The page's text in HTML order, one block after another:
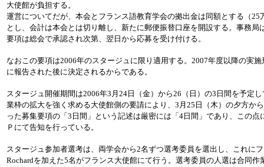
大使館が負担する。
運営についてだが、本会とフランス語教育学会の拠出金は同額とする（
とし、会計は本会とは切り離し、新たに郵便振替口座を開設する。事務局
要項は総会で承認され次第、翌日から応募を受け付ける。
なおこの要項は2006年のスタージュに限り適用する。2007年度以降の実
に報告された後に決定されるからである。
スタージュ開催期間は2006年3月24日（金）から26（日）の3日間を予定
業枠の拡大を強く求める大使館側の要請により、3月25日（木）の夕方か
った募集要項の「3日間」という記述は厳密には「4日間」であり、この
Ｐにて告知を行っている。
スタージュ参加者選考は、両学会から2名ずつ選考委員を選出し、これにフ
Rochardを加えた5名がフランス大使館にて行う。選考委員の人選は合同作